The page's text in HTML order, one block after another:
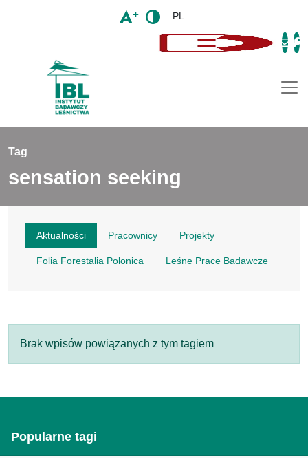
PL
Tag
sensation seeking
Aktualności Pracownicy Projekty
Folia Forestalia Polonica Leśne Prace Badawcze
Brak wpisów powiązanych z tym tagiem
Popularne tagi